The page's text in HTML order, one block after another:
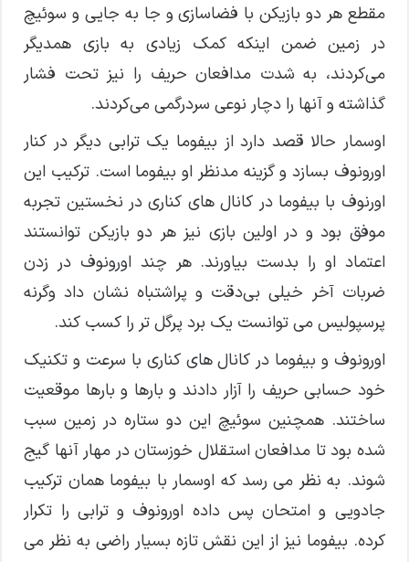
مقطع هر دو بازیکن با فضاسازی و جا به جایی و سوئیچ
در زمین ضمن اینکه کمک زیادی به بازی همدیگر
می‌کردند، به شدت مدافعان حریف را نیز تحت فشار
گذاشته و آنها را دچار نوعی سردرگمی می‌کردند.
اوسمار حالا قصد دارد از بیفوما یک ترابی دیگر در کنار
اورونوف بسازد و گزینه مدنظر او بیفوما است. ترکیب این
اورنوف با بیفوما در کانال های کناری در نخستین تجربه
موفق بود و در اولین بازی نیز هر دو بازیکن توانستند
اعتماد او را بدست بیاورند. هر چند اورونوف در زدن
ضربات آخر خیلی بی‌دقت و پراشتباه نشان داد وگرنه
پرسپولیس می توانست یک برد پرگل تر را کسب کند.
اورونوف و بیفوما در کانال های کناری با سرعت و تکنیک
خود حسابی حریف را آزار دادند و بارها و بارها موقعیت
ساختند. همچنین سوئیچ این دو ستاره در زمین سبب
شده بود تا مدافعان استقلال خوزستان در مهار آنها گیج
شوند. به نظر می رسد که اوسمار با بیفوما همان ترکیب
جادویی و امتحان پس داده اورونوف و ترابی را تکرار
کرده. بیفوما نیز از این نقش تازه بسیار راضی به نظر می